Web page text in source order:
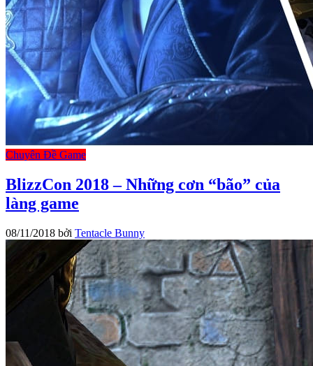
Chuyên Đề Game
BlizzCon 2018 – Những cơn “bão” của
làng game
08/11/2018 bởi Tentacle Bunny